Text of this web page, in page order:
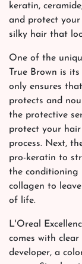
keratin,
and protect your
silky hair that
One of the
True Brown is
only ensures
protects and
the protective
protect your
process. Next,
pro-keratin to
the conditioning
collagen to
of life.
L'Oreal
comes with
developer, a